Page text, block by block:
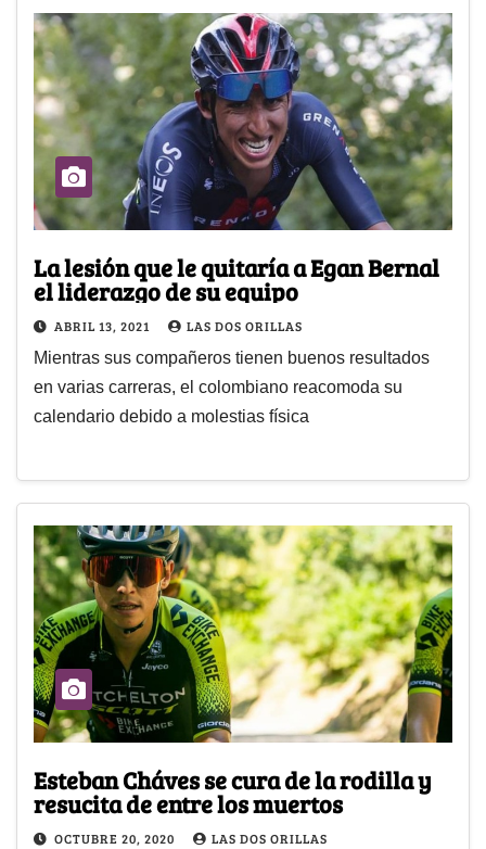
La lesión que le quitaría a Egan Bernal
el liderazgo de su equipo
ABRIL 13, 2021 LAS DOS ORILLAS
Mientras sus compañeros tienen buenos resultados
en varias carreras, el colombiano reacomoda su
calendario debido a molestias física
Esteban Cháves se cura de la rodilla y
resucita de entre los muertos
OCTUBRE 20, 2020 LAS DOS ORILLAS